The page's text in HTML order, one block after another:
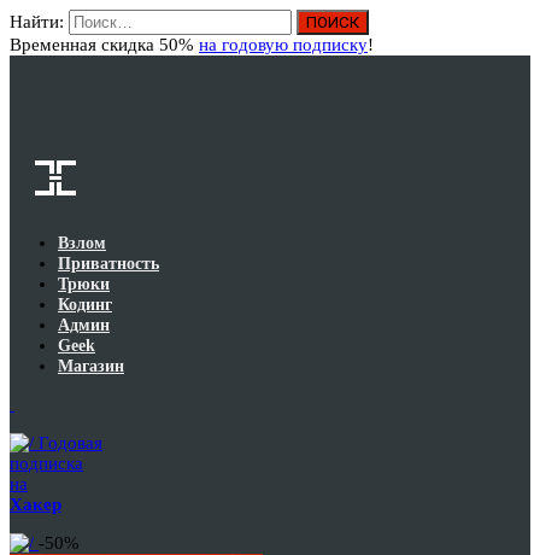
Найти:
Временная скидка 50% на годовую подписку!
Взлом
Приватность
Трюки
Кодинг
Админ
Geek
Магазин
Годовая
подписка
на
Хакер
-50%